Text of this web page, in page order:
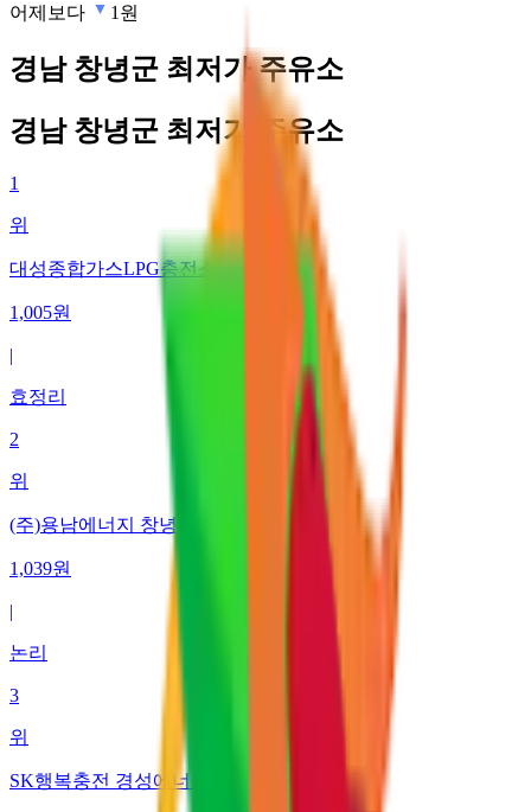
어제보다 1원
경남 창녕군 최저가 주유소
경남 창녕군 최저가 주유소
1
위
대성종합가스LPG충전소
1,005원
|
효정리
2
위
(주)용남에너지 창녕
1,039원
|
논리
3
위
SK행복충전 경성에너지 영산충전소